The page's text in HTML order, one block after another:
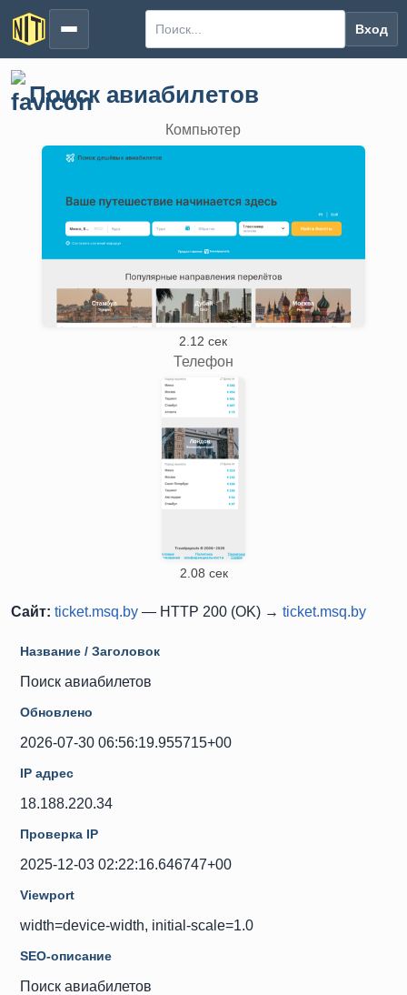
Вход
Поиск авиабилетов
Компьютер
2.12 сек
Телефон
2.08 сек
Сайт: ticket.msq.by — HTTP 200 (OK) → ticket.msq.by
Название / Заголовок
Поиск авиабилетов
Обновлено
2026-07-30 06:56:19.955715+00
IP адрес
18.188.220.34
Проверка IP
2025-12-03 02:22:16.646747+00
Viewport
width=device-width, initial-scale=1.0
SEO-описание
Поиск авиабилетов